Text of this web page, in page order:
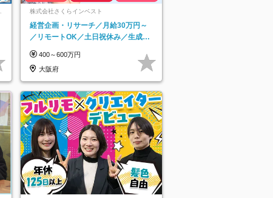
株式会社さくらインベスト
経営企画・リサーチ／月給30万円～
／リモートOK／土日祝休み／生成AI
400～600万円
大阪府